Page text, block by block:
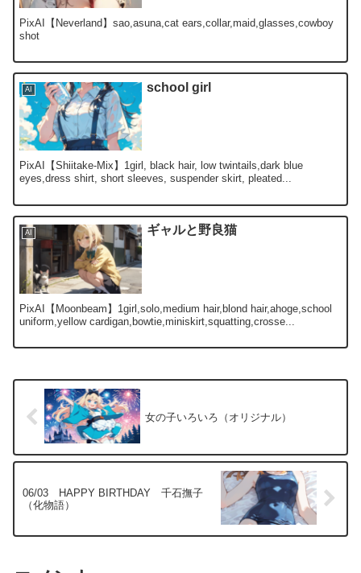
PixAI【Neverland】sao,asuna,cat ears,collar,maid,glasses,cowboy
shot
AI school girl
PixAI【Shiitake-Mix】1girl, black hair, low twintails,dark blue
eyes,dress shirt, short sleeves, suspender skirt, pleated...
AI ギャルと野良猫
PixAI【Moonbeam】1girl,solo,medium hair,blond hair,ahoge,school
uniform,yellow cardigan,bowtie,miniskirt,squatting,crosse...
女の子いろいろ（オリジナル）
06/03 HAPPY BIRTHDAY 千石撫子
（化物語）